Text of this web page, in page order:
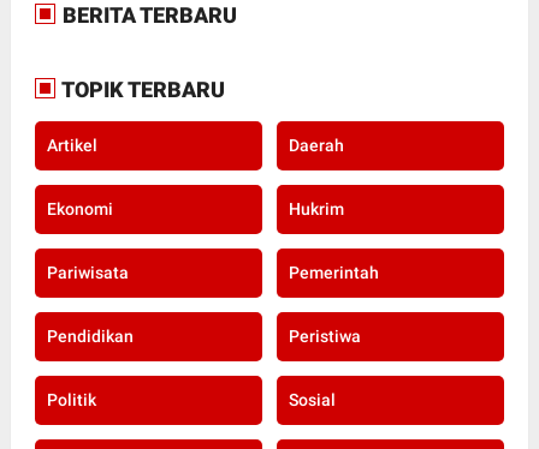
BERITA TERBARU
TOPIK TERBARU
Artikel Daerah
Ekonomi Hukrim
Pariwisata Pemerintah
Pendidikan Peristiwa
Politik Sosial